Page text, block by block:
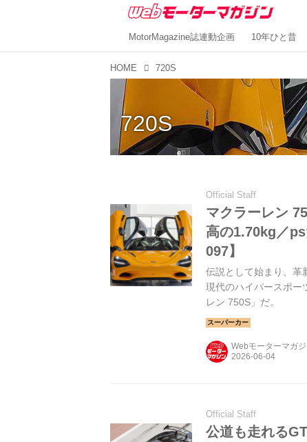
MotorMagazine誌連動企画 10年ひと昔
HOME 720S
720S
Official Staff
マクラーレン
高の1.70kg／
097】
伝説として始まり、革
現代のハイパースポー
レン 750S」だ。
Webモーターマガ
Official Staff
公道も走れる